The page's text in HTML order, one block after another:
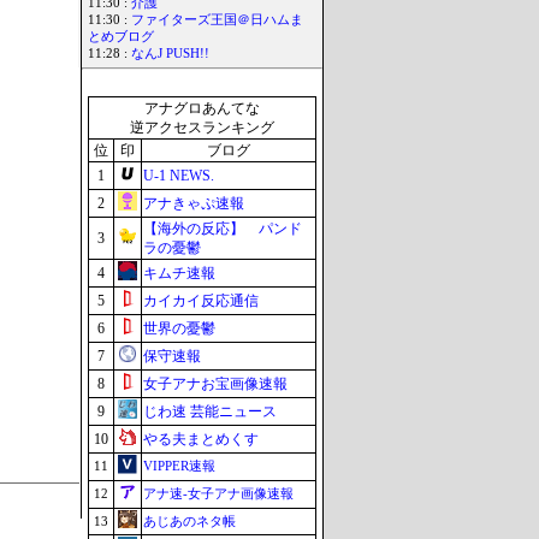
11:30 : 介護
11:30 : ファイターズ王国＠日ハムま
とめブログ
11:28 : なんJ PUSH!!
アナグロあんてな
逆アクセスランキング
位
印
ブログ
1
U-1 NEWS.
2
アナきゃぷ速報
3
【海外の反応】 パンド
ラの憂鬱
4
キムチ速報
5
カイカイ反応通信
6
世界の憂鬱
7
保守速報
8
女子アナお宝画像速報
9
じわ速 芸能ニュース
10
やる夫まとめくす
11
VIPPER速報
12
アナ速‐女子アナ画像速報
13
あじあのネタ帳